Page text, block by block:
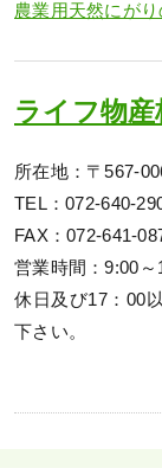
農業用天然にが
ライフ物
所在地：〒567-
TEL：072-640-
FAX：072-641-
営業時間：9:00～
休日及び17：00
下さい。